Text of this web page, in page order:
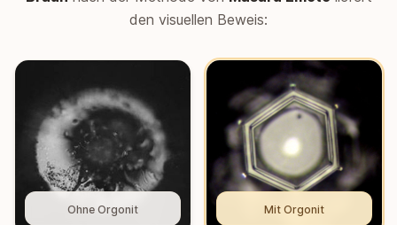
den visuellen Beweis:
Ohne Orgonit Mit Orgonit